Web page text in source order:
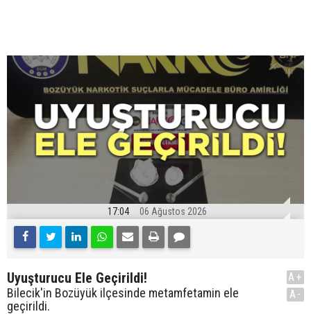
17:04 06 Ağustos 2026
Uyuşturucu Ele Geçirildi!
Bilecik'in Bozüyük ilçesinde metamfetamin ele
geçirildi.
A+
A-